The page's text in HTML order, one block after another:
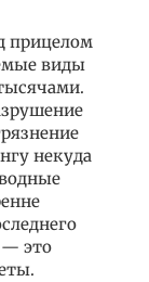
прицелом
виды
некуда
— это